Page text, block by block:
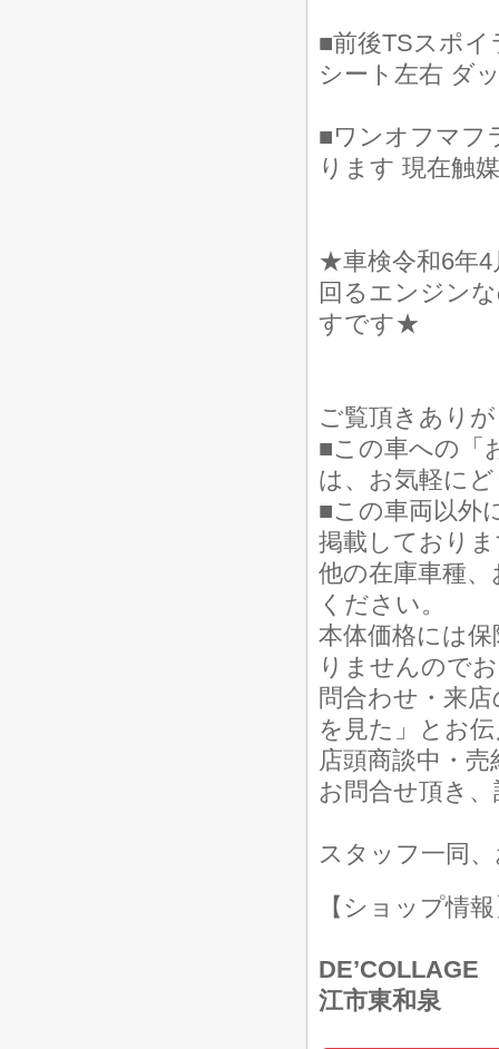
■前後TSスポ
シート左右 ダ
■ワンオフマフ
ります 現在触
★車検令和6年4
回るエンジン
すです★
ご覧頂きあり
■この車への「
は、お気軽に
■この車両以外
掲載しており
他の在庫車種
ください。
本体価格には
りませんので
問合わせ・来
を見た」とお
店頭商談中・
お問合せ頂き
スタッフ一同
【ショップ情
江市東和泉